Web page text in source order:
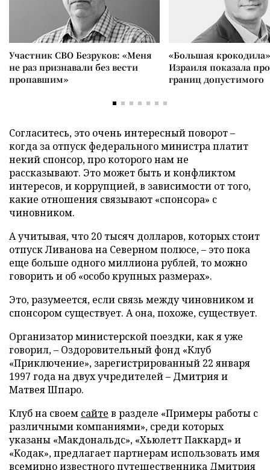
Участник СВО Безруков: «Меня
не раз признавали без вести
пропавшим»
«Большая
Израиля показала
границ допустимого
Согласитесь, это очень интересный поворот –
когда за отпуск федерального министра платит
некий спонсор, про которого нам не
рассказывают. Это может быть и конфликтом
интересов, и коррупцией, в зависимости от того,
какие отношения связывают «спонсора» с
чиновником.
А учитывая, что 20 тысяч долларов, которых стоит
отпуск Ливанова на Северном полюсе, – это пока
еще больше одного миллиона рублей, то можно
говорить и об «особо крупных размерах».
Это, разумеется, если связь между чиновником и
спонсором существует. А она, похоже, существует.
Организатор министерской поездки, как я уже
говорил, – Оздоровительный фонд «Клуб
«Приключение», зарегистрированный 22 января
1997 года на двух учредителей – Дмитрия и
Матвея Шпаро.
Клуб на своем сайте в разделе «Примеры работы с
различными компаниями», среди которых
указаны «Макдональдс», «Хьюлетт Паккард» и
«Кодак», предлагает партнерам использовать имя
всемирно известного путешественника Дмитрия